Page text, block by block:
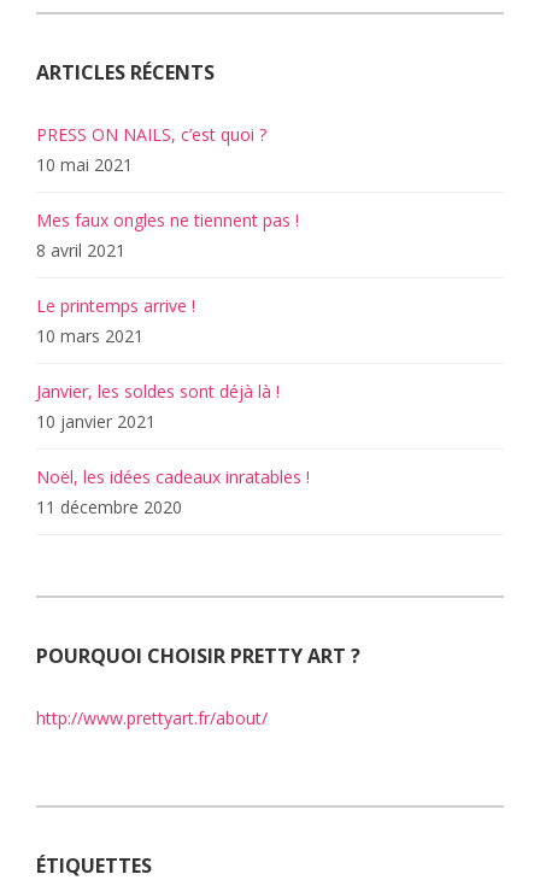
ARTICLES RÉCENTS
PRESS ON NAILS, c’est quoi ?
10 mai 2021
Mes faux ongles ne tiennent pas !
8 avril 2021
Le printemps arrive !
10 mars 2021
Janvier, les soldes sont déjà là !
10 janvier 2021
Noël, les idées cadeaux inratables !
11 décembre 2020
POURQUOI CHOISIR PRETTY ART ?
http://www.prettyart.fr/about/
ÉTIQUETTES